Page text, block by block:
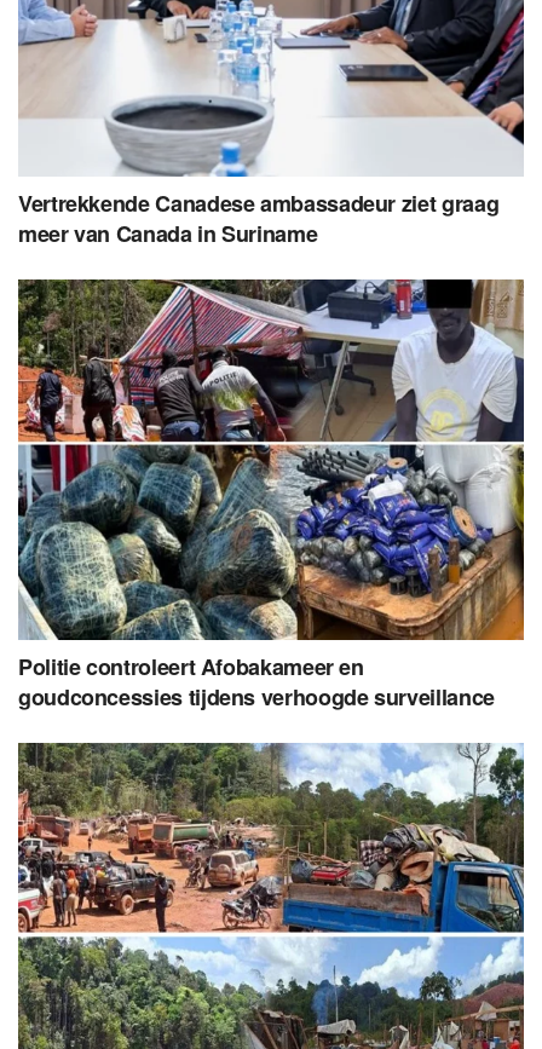
Vertrekkende Canadese ambassadeur ziet graag
meer van Canada in Suriname
Politie controleert Afobakameer en
goudconcessies tijdens verhoogde surveillance